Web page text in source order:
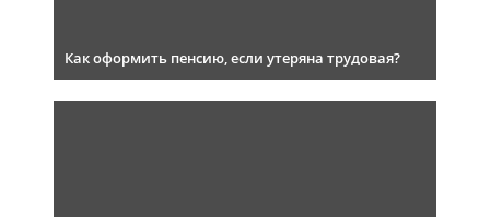
Как оформить пенсию, если утеряна трудовая?